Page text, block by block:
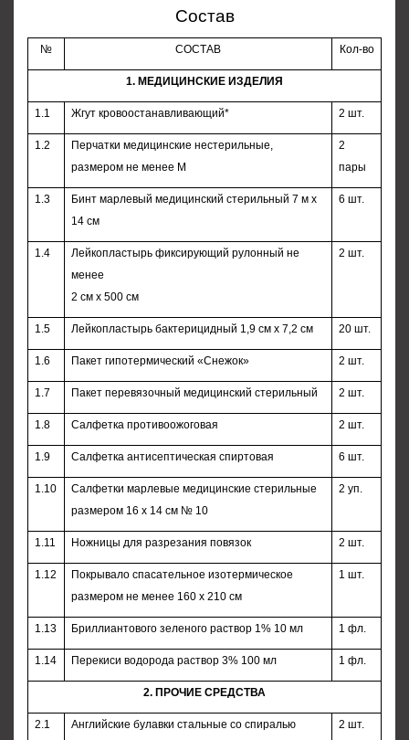
Состав
№ СОСТАВ Кол-во
1. МЕДИЦИНСКИЕ ИЗДЕЛИЯ
1.1 Жгут кровоостанавливающий* 2 шт.
1.2
Перчатки медицинские нестерильные,
размером не менее М
2
пары
1.3
Бинт марлевый медицинский стерильный 7 м х
14 см
6 шт.
1.4
Лейкопластырь фиксирующий рулонный не
менее
2 см х 500 см
2 шт.
1.5 Лейкопластырь бактерицидный 1,9 см х 7,2 см 20 шт.
1.6 Пакет гипотермический «Снежок» 2 шт.
1.7 Пакет перевязочный медицинский стерильный 2 шт.
1.8 Салфетка противоожоговая 2 шт.
1.9 Салфетка антисептическая спиртовая 6 шт.
1.10
Салфетки марлевые медицинские стерильные
размером 16 х 14 см № 10
2 уп.
1.11 Ножницы для разрезания повязок 2 шт.
1.12
Покрывало спасательное изотермическое
размером не менее 160 x 210 см
1 шт.
1.13 Бриллиантового зеленого раствор 1% 10 мл 1 фл.
1.14 Перекиси водорода раствор 3% 100 мл 1 фл.
2. ПРОЧИЕ СРЕДСТВА
2.1 Английские булавки стальные со спиралью 2 шт.